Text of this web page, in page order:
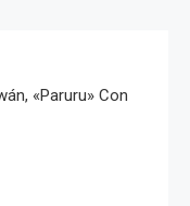
«Paruru» Con